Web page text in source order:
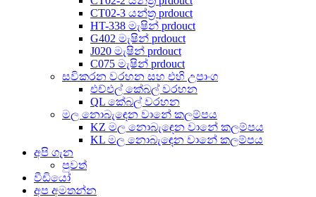
CT02-3 යන්ත්‍ර prdouct
HT-338 මැෂින් prdouct
G402 මැෂින් prdouct
J020 මැෂින් prdouct
C075 මැෂින් prdouct
සවිකරන වරහන සහ එහි උපාංග
එච්එල් කේබල් වරහන
QL කේබල් වරහන
මල නොබැඳෙන වානේ කලම්පය
KZ මල නොබැඳෙන වානේ කලම්පය
KL මල නොබැඳෙන වානේ කලම්පය
අපි ගැන
පුවත්
වීඩියෝ
අප අමතන්න